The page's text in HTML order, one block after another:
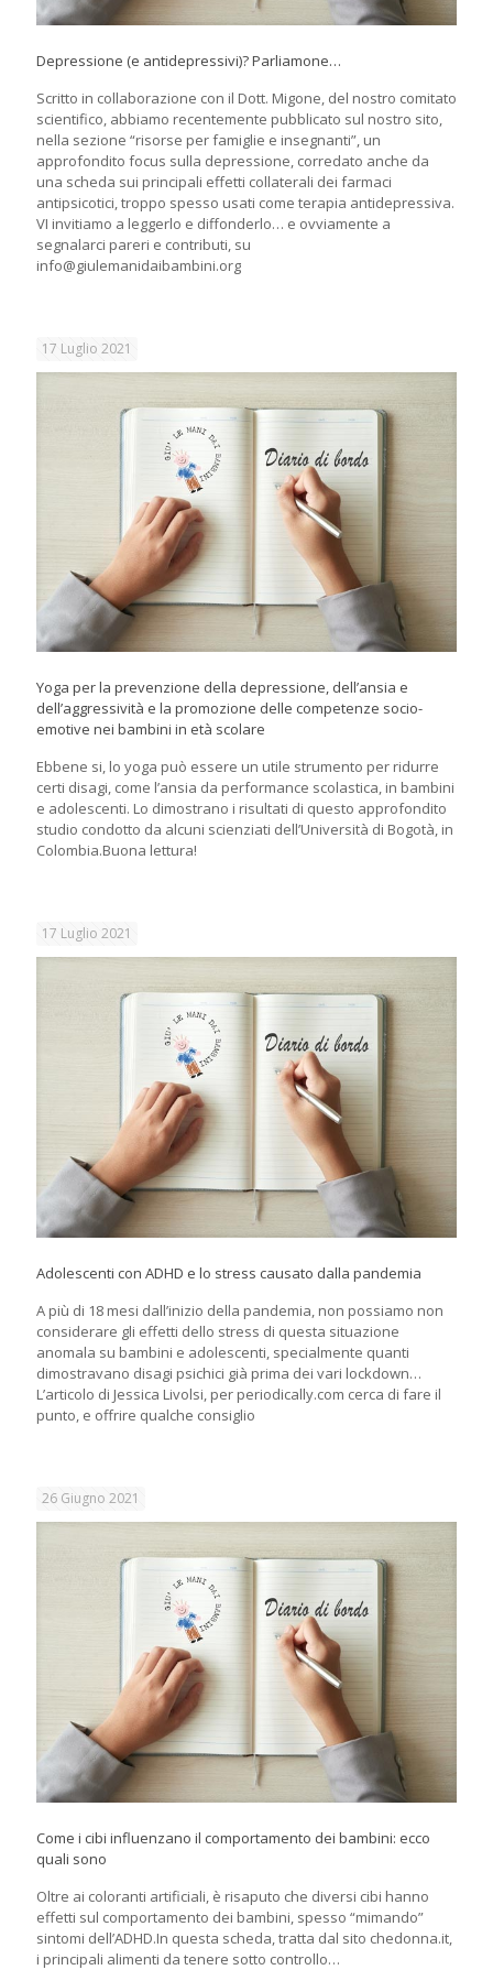
Depressione (e antidepressivi)? Parliamone…
Scritto in collaborazione con il Dott. Migone, del nostro comitato
scientifico, abbiamo recentemente pubblicato sul nostro sito,
nella sezione “risorse per famiglie e insegnanti”, un
approfondito focus sulla depressione, corredato anche da
una scheda sui principali effetti collaterali dei farmaci
antipsicotici, troppo spesso usati come terapia antidepressiva.
VI invitiamo a leggerlo e diffonderlo… e ovviamente a
segnalarci pareri e contributi, su
info@giulemanidaibambini.org
17 Luglio 2021
Yoga per la prevenzione della depressione, dell’ansia e
dell’aggressività e la promozione delle competenze socio-
emotive nei bambini in età scolare
Ebbene si, lo yoga può essere un utile strumento per ridurre
certi disagi, come l’ansia da performance scolastica, in bambini
e adolescenti. Lo dimostrano i risultati di questo approfondito
studio condotto da alcuni scienziati dell’Università di Bogotà, in
Colombia.Buona lettura!
17 Luglio 2021
Adolescenti con ADHD e lo stress causato dalla pandemia
A più di 18 mesi dall’inizio della pandemia, non possiamo non
considerare gli effetti dello stress di questa situazione
anomala su bambini e adolescenti, specialmente quanti
dimostravano disagi psichici già prima dei vari lockdown…
L’articolo di Jessica Livolsi, per periodically.com cerca di fare il
punto, e offrire qualche consiglio
26 Giugno 2021
Come i cibi influenzano il comportamento dei bambini: ecco
quali sono
Oltre ai coloranti artificiali, è risaputo che diversi cibi hanno
effetti sul comportamento dei bambini, spesso “mimando”
sintomi dell’ADHD.In questa scheda, tratta dal sito chedonna.it,
i principali alimenti da tenere sotto controllo…